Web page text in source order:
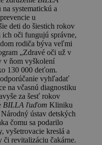
systematickú a
u
deti do šiestich rokov
oči fungujú správne,
rodiča býva veľmi
„Zdravé oči už v
v ňom vyškolení
130 000 deťom.
vyhľadať
na včasnú diagnostiku
za šesť rokov
BILLA ľuďom Kliniku
ústav detských
čomu sa podarilo
vyšetrovacie kreslá a
revitalizáciu čakárne.